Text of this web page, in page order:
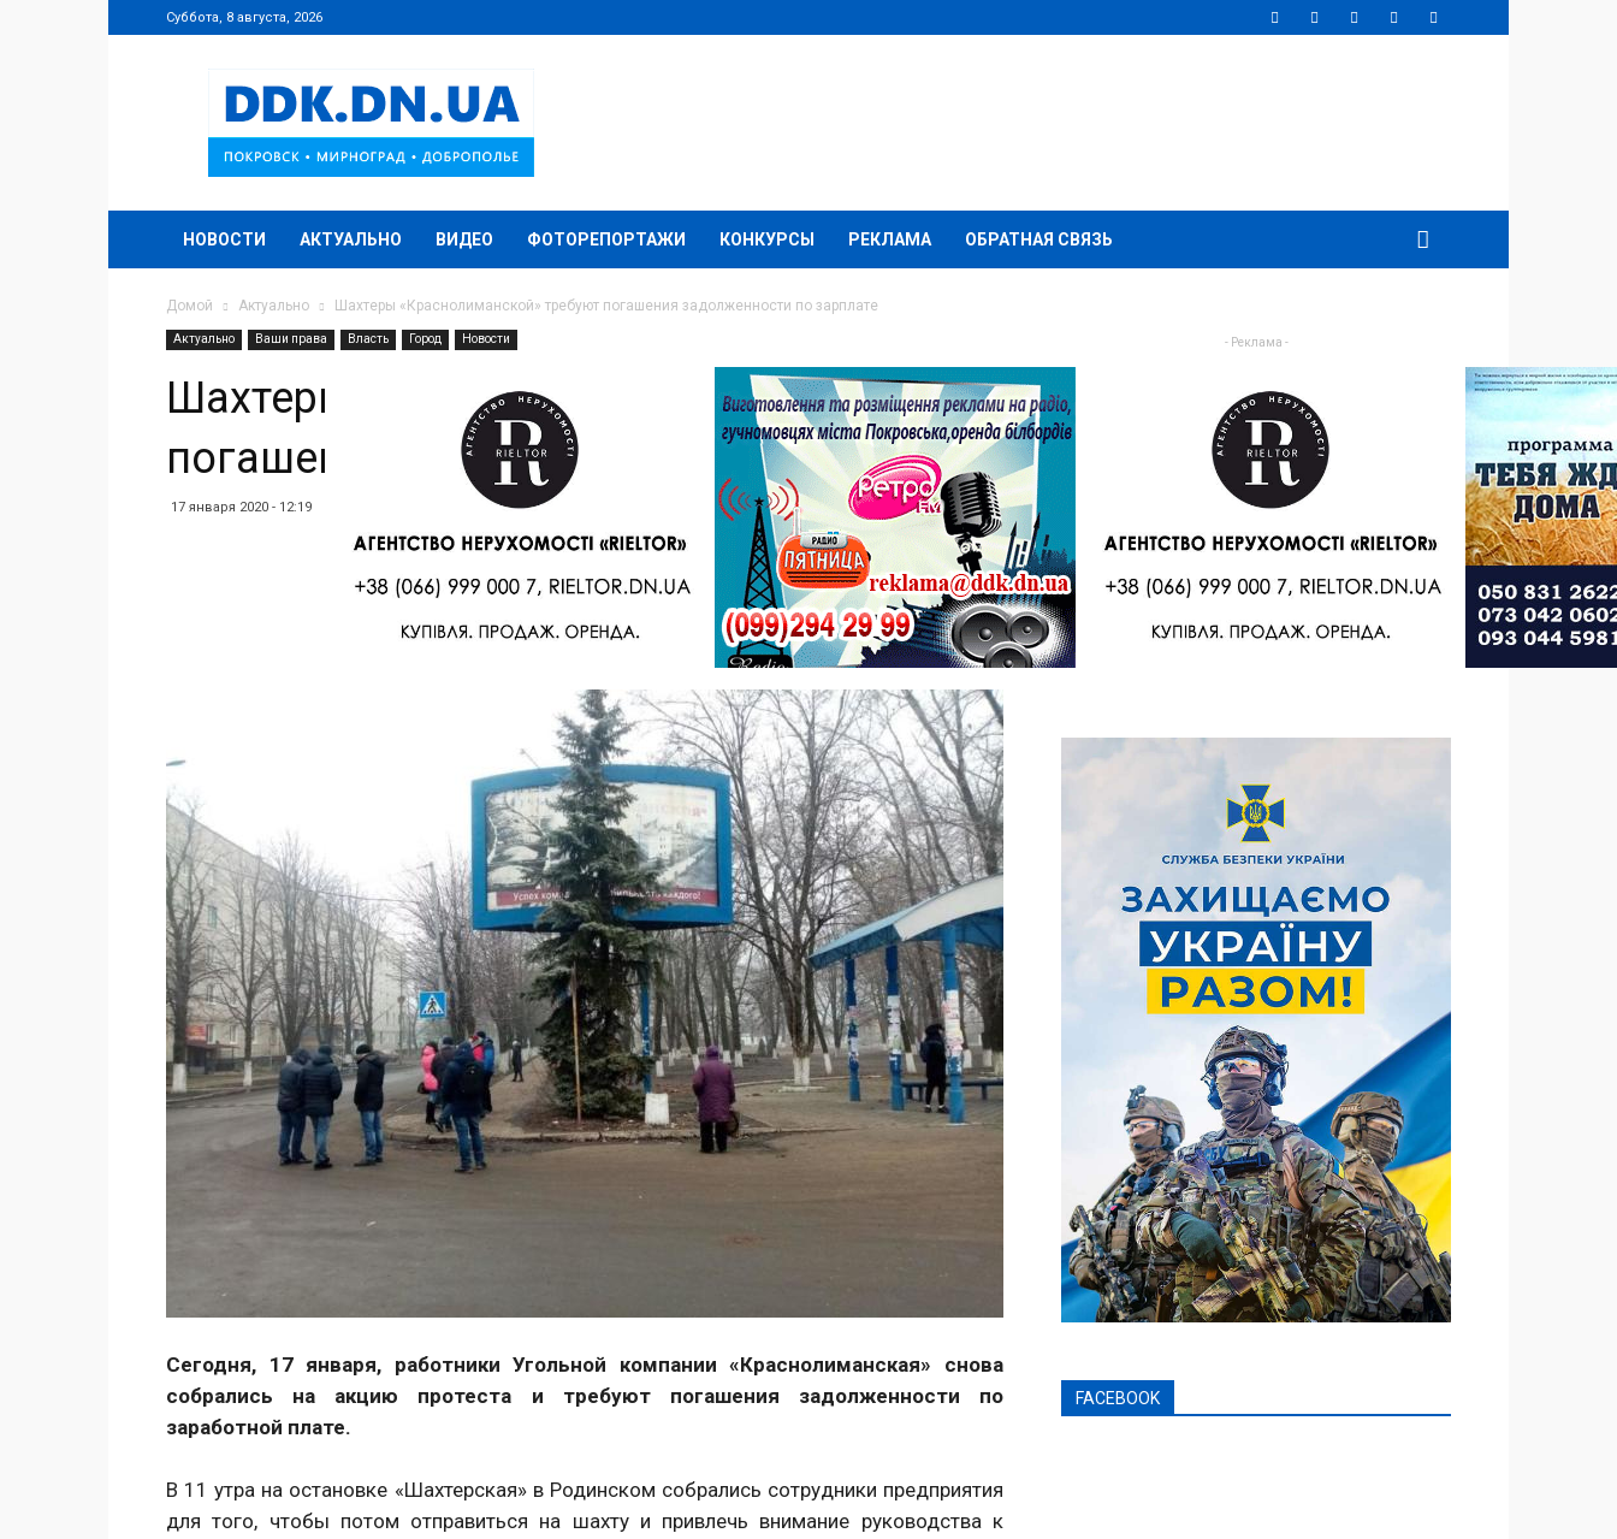
Суббота, 8 августа, 2026
DDK.DN.UA
НОВОСТИ АКТУАЛЬНО ВИДЕО ФОТОРЕПОРТАЖИ КОНКУРСЫ РЕКЛАМА ОБРАТНАЯ СВЯЗЬ
Домой Актуально Шахтеры «Краснолиманской» требуют погашения задолженности по зарплате
Актуально Ваши права Власть Город Новости
Шахтеры «Краснолиманской» требуют
погашения задолженности по зарплате
17 января 2020 - 12:19
Сегодня, 17 января, работники Угольной компании «Краснолиманская» снова
собрались на акцию протеста и требуют погашения задолженности по
заработной плате.
В 11 утра на остановке «Шахтерская» в Родинском собрались сотрудники предприятия
для того, чтобы потом отправиться на шахту и привлечь внимание руководства к
- Реклама -
FACEBOOK